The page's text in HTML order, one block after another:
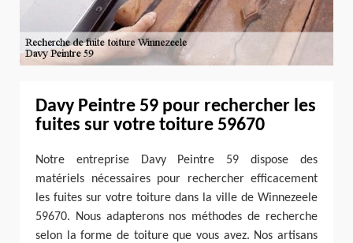
Davy Peintre 59 pour rechercher les
fuites sur votre toiture 59670
Notre entreprise Davy Peintre 59 dispose des
matériels nécessaires pour rechercher efficacement
les fuites sur votre toiture dans la ville de Winnezeele
59670. Nous adapterons nos méthodes de recherche
selon la forme de toiture que vous avez. Nos artisans